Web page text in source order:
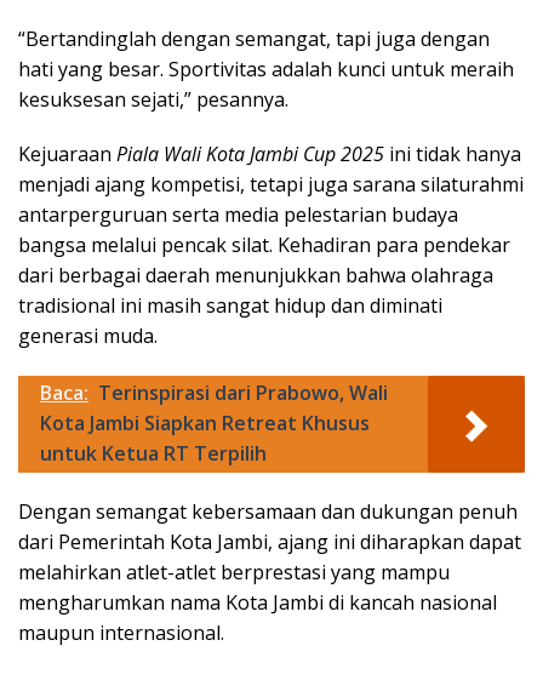
“Bertandinglah dengan semangat, tapi juga dengan
hati yang besar. Sportivitas adalah kunci untuk meraih
kesuksesan sejati,” pesannya.
Kejuaraan Piala Wali Kota Jambi Cup 2025 ini tidak hanya
menjadi ajang kompetisi, tetapi juga sarana silaturahmi
antarperguruan serta media pelestarian budaya
bangsa melalui pencak silat. Kehadiran para pendekar
dari berbagai daerah menunjukkan bahwa olahraga
tradisional ini masih sangat hidup dan diminati
generasi muda.
Baca: Terinspirasi dari Prabowo, Wali
Kota Jambi Siapkan Retreat Khusus
untuk Ketua RT Terpilih
Dengan semangat kebersamaan dan dukungan penuh
dari Pemerintah Kota Jambi, ajang ini diharapkan dapat
melahirkan atlet-atlet berprestasi yang mampu
mengharumkan nama Kota Jambi di kancah nasional
maupun internasional.